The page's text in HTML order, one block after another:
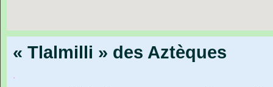
« Tlalmilli » des Aztèques
.